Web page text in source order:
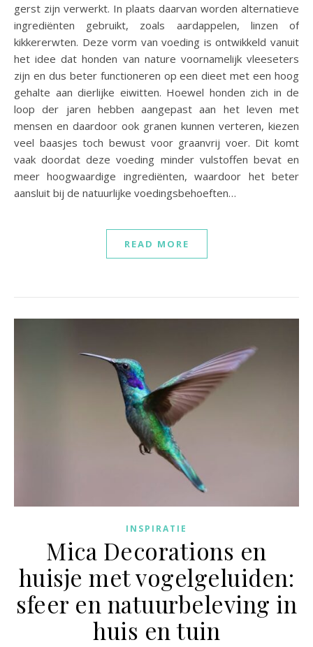
gerst zijn verwerkt. In plaats daarvan worden alternatieve
ingrediënten gebruikt, zoals aardappelen, linzen of
kikkererwten. Deze vorm van voeding is ontwikkeld vanuit
het idee dat honden van nature voornamelijk vleeseters
zijn en dus beter functioneren op een dieet met een hoog
gehalte aan dierlijke eiwitten. Hoewel honden zich in de
loop der jaren hebben aangepast aan het leven met
mensen en daardoor ook granen kunnen verteren, kiezen
veel baasjes toch bewust voor graanvrij voer. Dit komt
vaak doordat deze voeding minder vulstoffen bevat en
meer hoogwaardige ingrediënten, waardoor het beter
aansluit bij de natuurlijke voedingsbehoeften…
READ MORE
INSPIRATIE
Mica Decorations en
huisje met vogelgeluiden:
sfeer en natuurbeleving in
huis en tuin